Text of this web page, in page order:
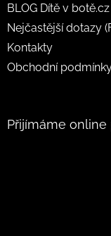
BLOG Dítě v botě.cz
Nejčastější dotazy
Kontakty
Obchodní
Přijímáme online